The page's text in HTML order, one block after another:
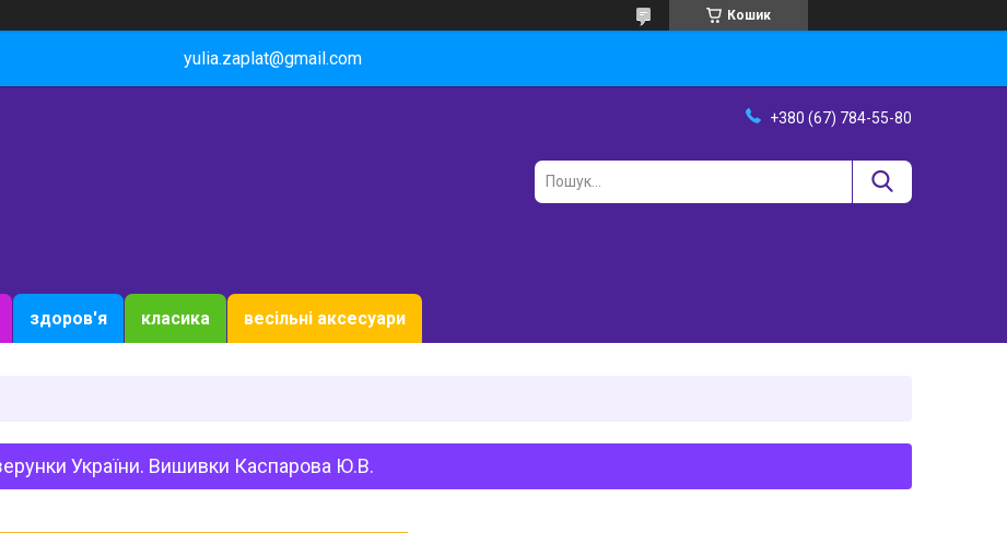
Кошик
yulia.zaplat@gmail.com
+380 (67) 784-55-80
здоров'я класика весільні аксесуари
України. Вишивки Каспарова Ю.В.